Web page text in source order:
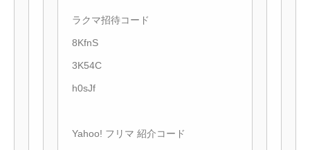
ラクマ招待コード
8KfnS
3K54C
h0sJf
Yahoo! フリマ 紹介コード